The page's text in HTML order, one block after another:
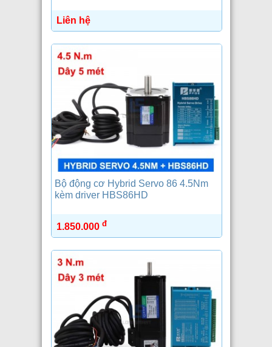
Liên hệ
Bộ động cơ Hybrid Servo 86 4.5Nm
kèm driver HBS86HD
1.850.000 đ